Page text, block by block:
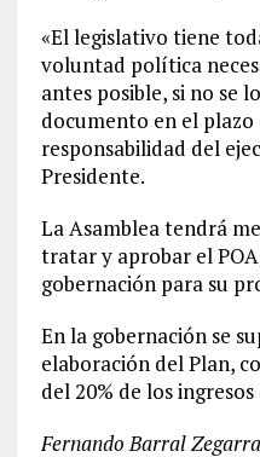
«El legislativo tiene
voluntad política
antes posible, si no se
documento en el plazo
responsabilidad del
Presidente.
La Asamblea tendrá
tratar y aprobar el
gobernación para su
En la gobernación se
elaboración del Plan,
del 20% de los
Fernando Barral Zegarra